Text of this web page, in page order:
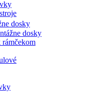
dosky
dosky
rámčekom